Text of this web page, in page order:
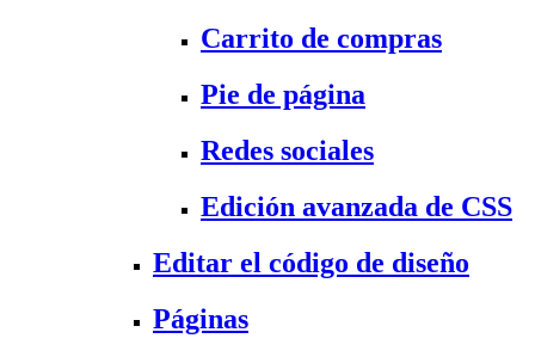
Carrito de compras
Pie de página
Redes sociales
Edición avanzada de CSS
Editar el código de diseño
Páginas